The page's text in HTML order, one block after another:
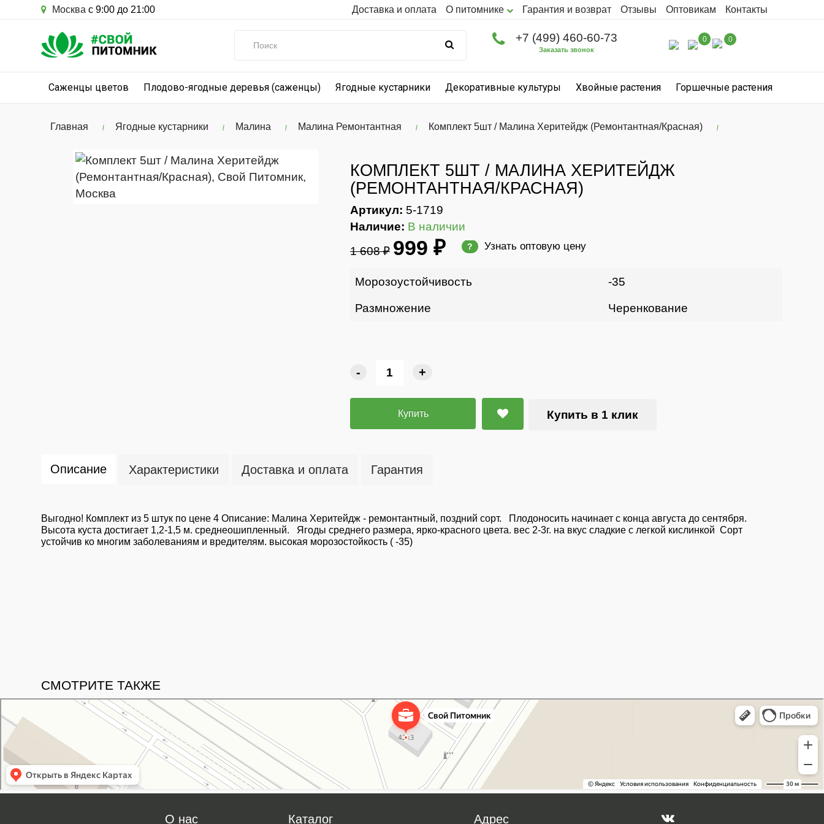
Москва с 9:00 до 21:00 Доставка и оплата О питомнике Гарантия и возврат Отзывы Оптовикам Контакты
+7 (499) 460-60-73
Заказать звонок
0 0
Саженцы цветов Плодово-ягодные деревья (саженцы) Ягодные кустарники Декоративные культуры Хвойные растения Горшечные растения
Главная Ягодные кустарники Малина Малина Ремонтантная Комплект 5шт / Малина Херитейдж (Ремонтантная/Красная)
КОМПЛЕКТ 5ШТ / МАЛИНА ХЕРИТЕЙДЖ
(РЕМОНТАНТНАЯ/КРАСНАЯ)
Артикул: 5-1719
Наличие: В наличии
1 608 ₽ 999 ₽ ? Узнать оптовую цену
Морозоустойчивость -35
Размножение Черенкование
- +
Купить Купить в 1 клик
Описание Характеристики Доставка и оплата Гарантия
Выгодно! Комплект из 5 штук по цене 4 Описание: Малина Херитейдж - ремонтантный, поздний сорт. Плодоносить начинает с конца августа до сентября.
Высота куста достигает 1,2-1,5 м. среднеошипленный. Ягоды среднего размера, ярко-красного цвета. вес 2-3г. на вкус сладкие с легкой кислинкой Сорт
устойчив ко многим заболеваниям и вредителям. высокая морозостойкость ( -35)
СМОТРИТЕ ТАКЖЕ
Питомник растений в Москве
Садовый центр в Москве
О нас Каталог Адрес